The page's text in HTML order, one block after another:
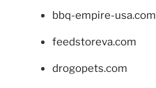
bbq-empire-usa.com
feedstoreva.com
drogopets.com